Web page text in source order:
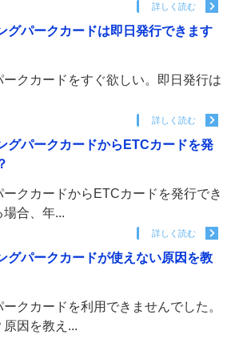
詳しく読む
グパークカードは即日発行できます
クカードをすぐ欲しい。即日発行は
詳しく読む
グパークカードからETCカードを発
クカードからETCカードを発行でき
場合、年...
詳しく読む
グパークカードが使えない原因を教
クカードを利用できませんでした。
因を教え...